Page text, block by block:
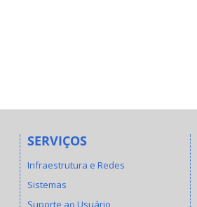
SERVIÇOS
Infraestrutura e Redes
Sistemas
Suporte ao Usuário